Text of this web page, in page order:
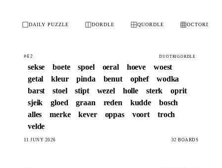
DAILY PUZZLE DORDLE QUORDLE OCTORDLE
#62 DUOTRIGORDLE
sekse boete spoel oeral hoeve
woest
getal
kleur pinda benut ophef
wodka
barst
stoel stipt wezel holle sterk
oprit
sjeik
gloed graan reden kudde
bosch
alles
merke kever oppas voort
troch
velde
11 JUNY 2026 32 BOARDS